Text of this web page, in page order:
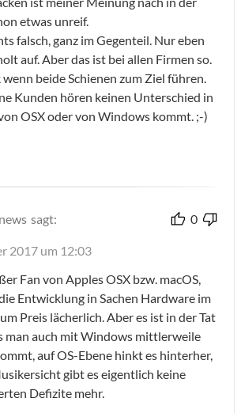
etwas unreif.
falsch, ganz im Gegenteil. Nur eben
auf. Aber das ist bei allen Firmen so.
beide Schienen zum Ziel führen.
Kunden hören keinen Unterschied in
OSX oder von Windows kommt. ;-)
sagt: 0
2017 um 12:03
Fan von Apples OSX bzw. macOS,
Entwicklung in Sachen Hardware im
Preis lächerlich. Aber es ist in der Tat
man auch mit Windows mittlerweile
auf OS-Ebene hinkt es hinterher,
gibt es eigentlich keine
Defizite mehr.